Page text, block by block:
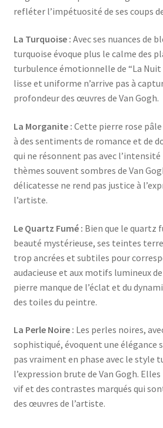
refléter l’impétuosité de ses coups
La Turquoise : Avec ses nuances de
turquoise évoque plus le calme des
turbulence émotionnelle de “La Nuit
lisse et uniforme n’arrive pas à
profondeur des œuvres de Van Gogh.
La Morganite : Cette pierre rose
à des sentiments de romance et de
qui ne résonnent pas avec
thèmes souvent sombres de Van
délicatesse ne rend pas justice à
l’artiste.
Le Quartz Fumé : Bien que le quartz
beauté mystérieuse, ses teintes
trop ancrées et subtiles pour
audacieuse et aux motifs lumineux
pierre manque de l’éclat et du
des toiles du peintre.
La Perle Noire : Les perles noires,
sophistiqué, évoquent une élégance
pas vraiment en phase avec le style
l’expression brute de Van Gogh.
vif et des contrastes marqués qui
des œuvres de l’artiste.